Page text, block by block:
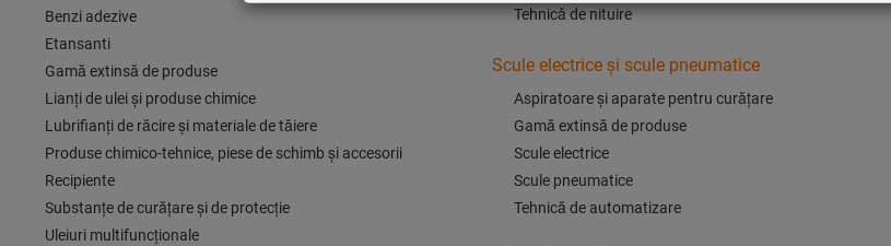
Benzi adezive
Etansanti
Gamă extinsă de produse
Lianţi de ulei şi produse chimice
Lubrifianţi de răcire şi materiale de tăiere
Produse chimico-tehnice, piese de schimb şi accesorii
Recipiente
Substanţe de curăţare şi de protecţie
Uleiuri multifuncţionale
Tehnică de nituire
Scule electrice şi scule pneumatice
Aspiratoare şi aparate pentru curăţare
Gamă extinsă de produse
Scule electrice
Scule pneumatice
Tehnică de automatizare